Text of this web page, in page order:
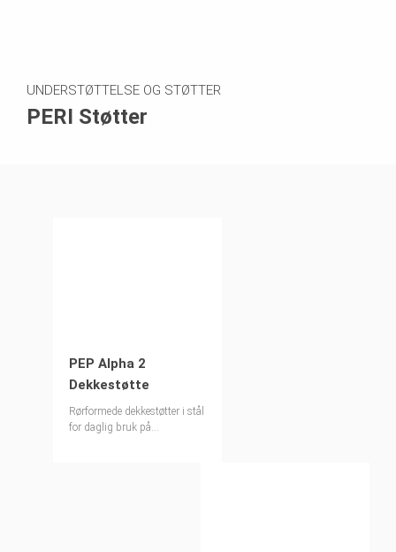
UNDERSTØTTELSE OG STØTTER
PERI Støtter
PEP Alpha 2
Dekkestøtte
Rørformede dekkestøtter i stål
for daglig bruk på